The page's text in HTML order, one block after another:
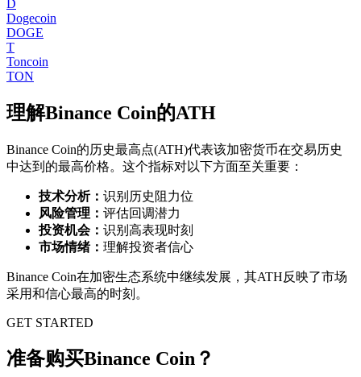
D
Dogecoin
DOGE
T
Toncoin
TON
理解Binance Coin的ATH
Binance Coin的历史最高点(ATH)代表该加密货币在交易历史
中达到的最高价格。这个指标对以下方面至关重要：
技术分析： 识别历史阻力位
风险管理： 评估回调潜力
投资机会： 识别高表现时刻
市场情绪： 理解投资者信心
Binance Coin在加密生态系统中继续发展，其ATH反映了市场
采用和信心最高的时刻。
GET STARTED
准备购买Binance Coin？